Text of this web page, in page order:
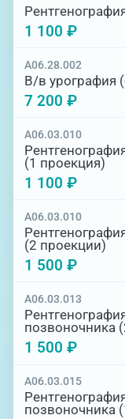
1 100 ₽
A06.28.002
В/в урография
7 200 ₽
A06.03.010
(1 проекция)
1 100 ₽
A06.03.010
(2 проекции)
1 500 ₽
A06.03.013
позвоночника
1 500 ₽
A06.03.015
позвоночника